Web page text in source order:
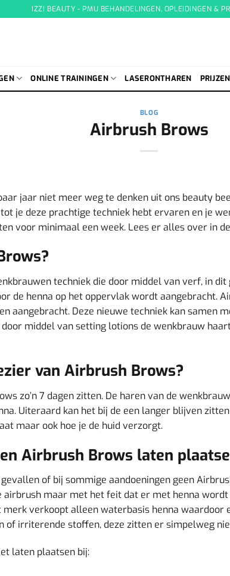
IZZI BEAUTY - PMU BEHANDELINGEN, OPLEIDINGEN &
ONLINE TRAININGEN LASERONTHAREN PRIJZEN
BLOG
Airbrush Brows
jaar niet meer weg te denken uit ons beauty
je deze prachtige techniek hebt ervaren en je
voor minimaal een week. Lees er alles over in
techniek die door middel van verf, in
de henna op het oppervlak wordt aangebracht.
aangebracht. Deze nieuwe techniek kan samen
middel van setting lotions de wenkbrauw
van Airbrush Brows?
zo’n 7 dagen zitten. De haren van de
Uiteraard kan het bij de een langer blijven
maar ook hoe je de huid verzorgt.
Airbrush Brows laten
of bij sommige aandoeningen geen
airbrush maar met het feit dat er met henna
merk verkoopt alleen waterbasis henna waardoor
of irriterende stoffen, deze zitten er simpelweg
laten plaatsen bij: